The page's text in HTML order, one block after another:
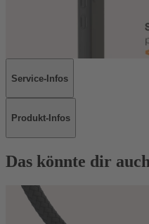
Service-Infos
Produkt-Infos
Das könnte dir